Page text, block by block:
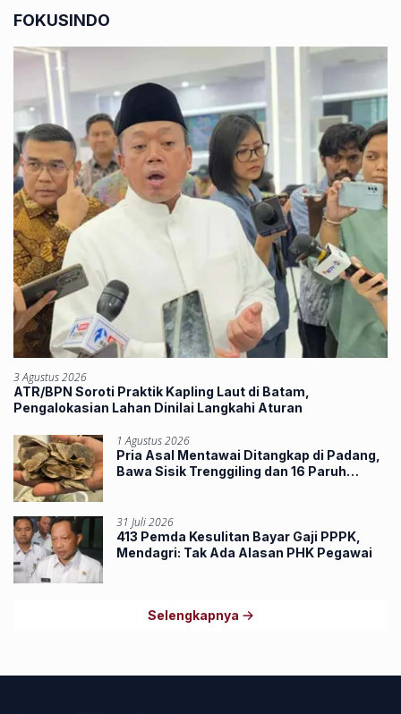
FOKUSINDO
3 Agustus 2026
ATR/BPN Soroti Praktik Kapling Laut di Batam,
Pengalokasian Lahan Dinilai Langkahi Aturan
1 Agustus 2026
Pria Asal Mentawai Ditangkap di Padang,
Bawa Sisik Trenggiling dan 16 Paruh
31 Juli 2026
413 Pemda Kesulitan Bayar Gaji PPPK,
Mendagri: Tak Ada Alasan PHK Pegawai
Selengkapnya